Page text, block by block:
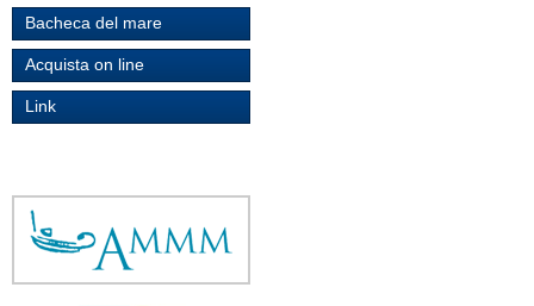
Bacheca del mare
Acquista on line
Link